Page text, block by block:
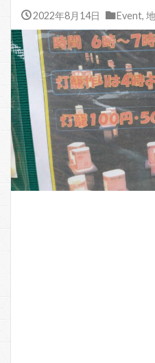
2022年8月14日 Event,